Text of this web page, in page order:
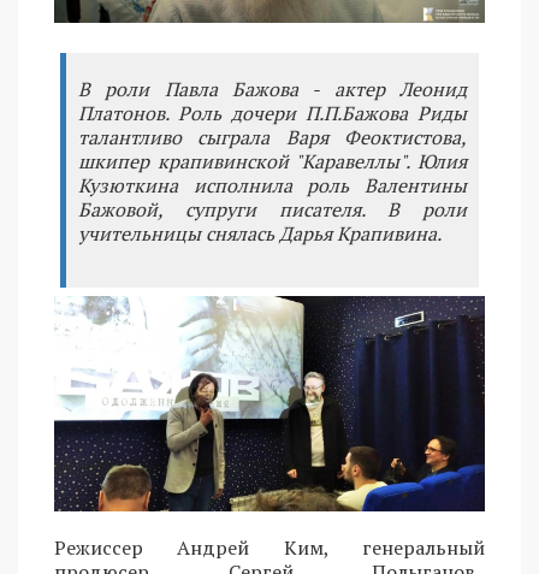
В роли Павла Бажова - актер Леонид
Платонов. Роль дочери П.П.Бажова Риды
талантливо сыграла Варя Феоктистова,
шкипер крапивинской "Каравеллы". Юлия
Кузюткина исполнила роль Валентины
Бажовой, супруги писателя. В роли
учительницы снялась Дарья Крапивина.
Режиссер Андрей Ким, генеральный